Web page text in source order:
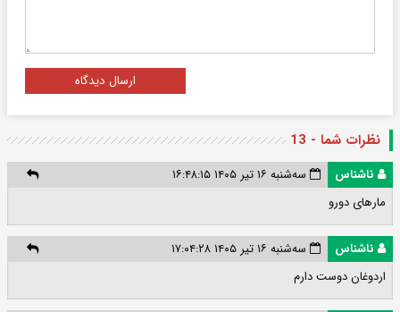
ارسال دیدگاه
نظرات شما - 13
ناشناس
سه‌شنبه ۱۶ تیر ۱۴۰۵ ۱۶:۴۸:۱۵
مارهای دورو
ناشناس
سه‌شنبه ۱۶ تیر ۱۴۰۵ ۱۷:۰۴:۲۸
اردوغان دوست دارم